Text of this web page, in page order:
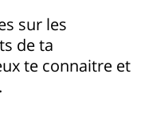
sur les
de ta
te connaitre et